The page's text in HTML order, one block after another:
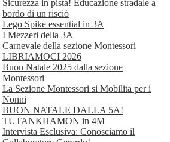
Sicurezza in pista! Educazione stradale a
bordo di un risciò
Lego Spike essential in 3A
I Mezzeri della 3A
Carnevale della sezione Montessori
LIBRIAMOCI 2026
Buon Natale 2025 dalla sezione
Montessori
La Sezione Montessori si Mobilita per i
Nonni
BUON NATALE DALLA 5A!
TUTANKHAMON in 4M
Intervista Esclusiva: Conosciamo il